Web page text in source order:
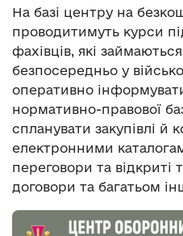
На базі центру на
проводитимуть курси
фахівців, які
безпосередньо у
оперативно
нормативно-правової
спланувати закупівлі й
електронними
переговори та відкриті
договори та багатьом